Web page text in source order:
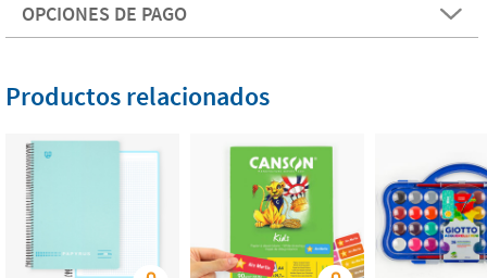
OPCIONES DE PAGO
Productos relacionados